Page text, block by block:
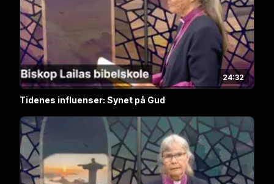
24:32
Tidenes influenser: Synet på Gud